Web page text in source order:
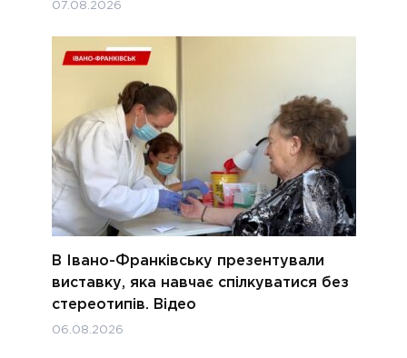
07.08.2026
В Івано-Франківську презентували
виставку, яка навчає спілкуватися без
стереотипів. Відео
06.08.2026